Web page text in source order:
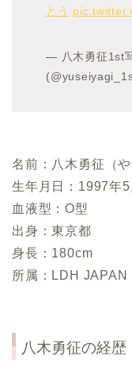
とう
— 八木勇征1st
名前：八木勇征（や
生年月日：1997年5
血液型：O型
出身：東京都
身長：180cm
所属：LDH JAPAN
八木勇征の経歴